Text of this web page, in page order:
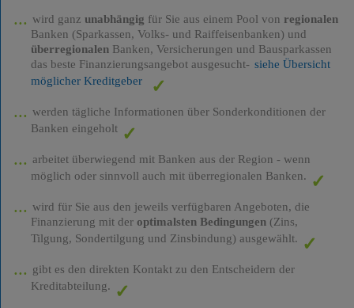
wird ganz unabhängig für Sie aus einem Pool von regionalen
Banken (Sparkassen, Volks- und Raiffeisenbanken) und
überregionalenBanken, Versicherungen und Bausparkassen
das beste Finanzierungsangebot ausgesucht- siehe Übersicht
möglicher Kreditgeber
werden tägliche Informationen über Sonderkonditionen der
Banken eingeholt
arbeitet überwiegend mit Banken aus der Region - wenn
möglich oder sinnvoll auch mit überregionalen Banken.
wird für Sie aus den jeweils verfügbaren Angeboten, die
Finanzierung mit der optimalsten Bedingungen(Zins,
Tilgung, Sondertilgung und Zinsbindung) ausgewählt.
gibt es den direkten Kontakt zu den Entscheidern der
Kreditabteilung.